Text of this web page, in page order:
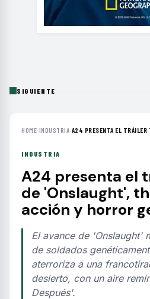
SIGUIENTE
HOME›INDUSTRIA›A24 PRESENTA EL
INDUSTRIA
A24 presenta el
de 'Onslaught',
acción y horror
El avance de 'Onslaught'
de soldados
aterroriza a una
desierto, con un aire
Después'.